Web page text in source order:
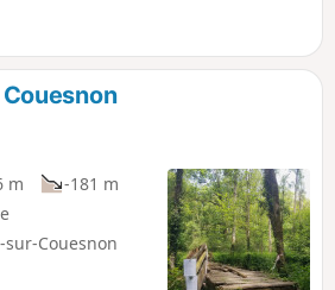
m
-181 m
Couesnon